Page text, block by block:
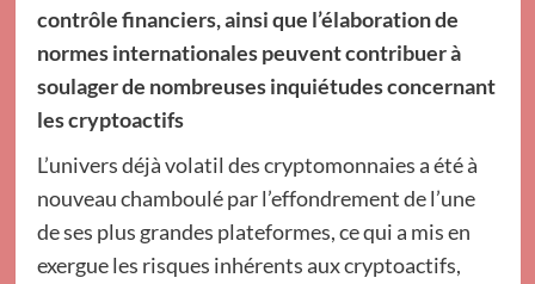
contrôle financiers, ainsi que l’élaboration de
normes internationales peuvent contribuer à
soulager de nombreuses inquiétudes concernant
les cryptoactifs
L’univers déjà volatil des cryptomonnaies a été à
nouveau chamboulé par l’effondrement de l’une
de ses plus grandes plateformes, ce qui a mis en
exergue les risques inhérents aux cryptoactifs,